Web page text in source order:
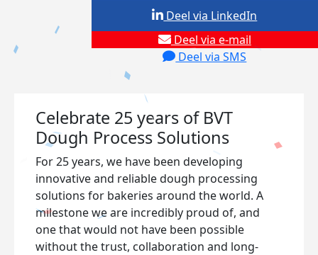
Deel via e-mail
Deel via SMS
Deel via LinkedIn
Celebrate 25 years of BVT
Dough Process Solutions
For 25 years, we have been developing
innovative and reliable dough processing
solutions for bakeries around the world. A
milestone we are incredibly proud of, and
one that would not have been possible
without the trust, collaboration and long-